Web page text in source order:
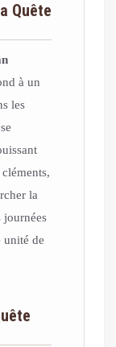
Quête
à un
les
la
journées
unité de